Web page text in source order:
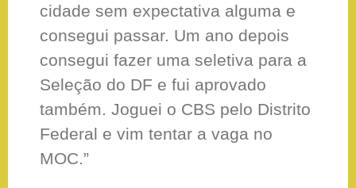
cidade sem expectativa alguma e
consegui passar. Um ano depois
consegui fazer uma seletiva para a
Seleção do DF e fui aprovado
também. Joguei o CBS pelo Distrito
Federal e vim tentar a vaga no
MOC.”